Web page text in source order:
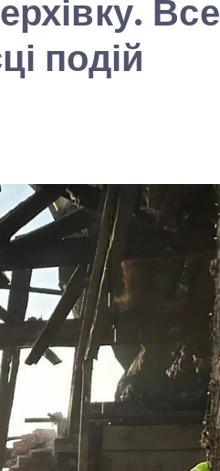
Все
подій